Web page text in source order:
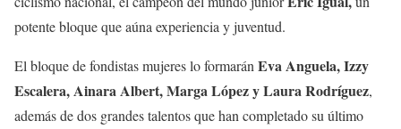
potente bloque que aúna experiencia y juventud.
El bloque de fondistas mujeres lo formarán Eva Anguela, Izzy
Escalera, Ainara Albert, Marga López y Laura Rodríguez,
además de dos grandes talentos que han completado su último